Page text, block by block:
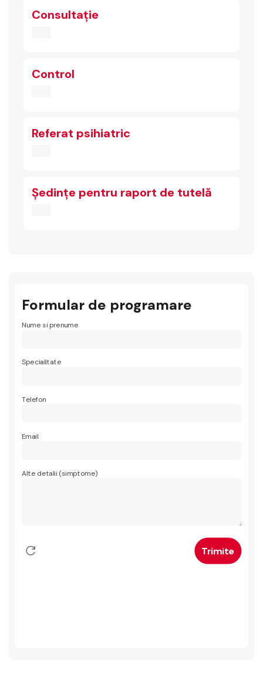
Consultație
Control
Referat psihiatric
Ședințe pentru raport de tutelă
Formular de programare
Nume si prenume
Specialitate
Telefon
Email
Alte detalii (simptome)